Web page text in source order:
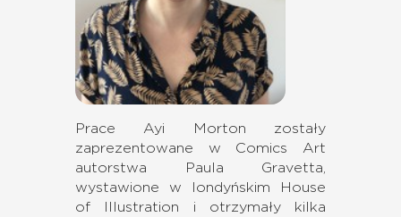
Prace Ayi Morton zostały
zaprezentowane w Comics Art
autorstwa Paula Gravetta,
wystawione w londyńskim House
of Illustration i otrzymały kilka